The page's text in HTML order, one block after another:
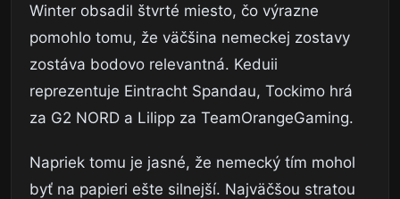
Winter obsadil štvrté miesto, čo výrazne
pomohlo tomu, že väčšina nemeckej zostavy
zostáva bodovo relevantná. Keduii
reprezentuje Eintracht Spandau, Tockimo hrá
za G2 NORD a Lilipp za TeamOrangeGaming.
Napriek tomu je jasné, že nemecký tím mohol
byť na papieri ešte silnejší. Najväčšou stratou